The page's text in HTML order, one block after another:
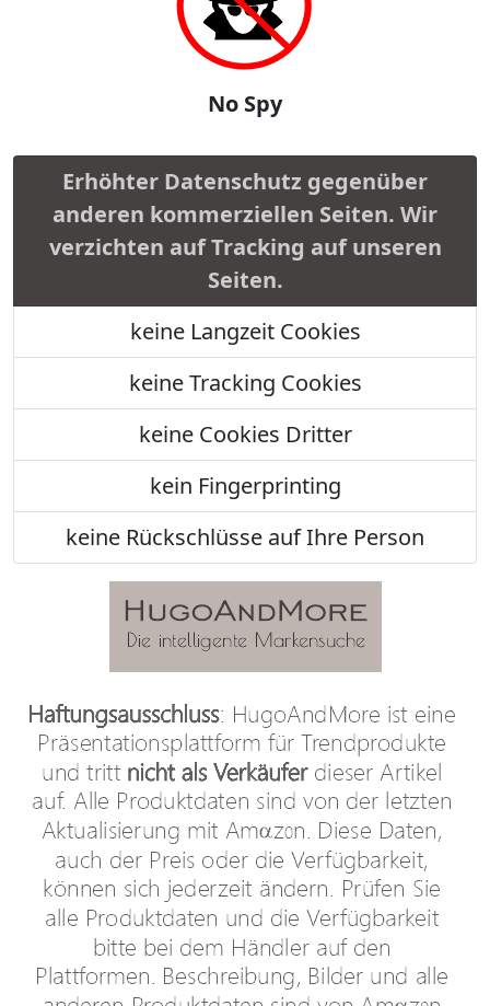
No Spy
Erhöhter Datenschutz gegenüber
anderen kommerziellen Seiten. Wir
verzichten auf Tracking auf unseren
Seiten.
keine Langzeit Cookies
keine Tracking Cookies
keine Cookies Dritter
kein Fingerprinting
keine Rückschlüsse auf Ihre Person